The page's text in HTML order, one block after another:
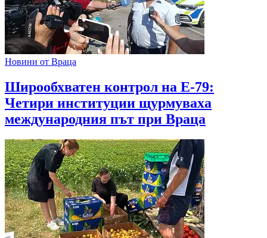
Новини от Враца
Широобхватен контрол на Е-79:
Четири институции щурмуваха
международния път при Враца